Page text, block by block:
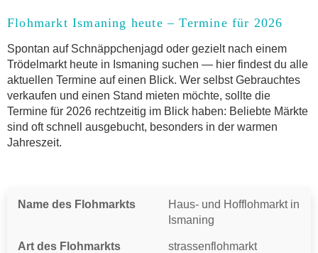
Anmeldung & Standgebühr auf dem Trödelmarkt
Online-Flohmarkt Ismaning
Welche Trödelmarkt-Typen gibt es?
Aktuelle Flohmarkt-Termine für Ismaning und
Umgebung
Kleinanzeigen Ismaning als Alternative zum
Trödelmarkt
Flohmarkt Ismaning heute – Termine für 2026
Spontan auf Schnäppchenjagd oder gezielt nach einem
Trödelmarkt heute in Ismaning suchen — hier findest du alle
aktuellen Termine auf einen Blick. Wer selbst Gebrauchtes
verkaufen und einen Stand mieten möchte, sollte die
Termine für 2026 rechtzeitig im Blick haben: Beliebte Märkte
sind oft schnell ausgebucht, besonders in der warmen
Jahreszeit.
Name des Flohmarkts
Haus- und Hofflohmarkt in
Ismaning
Art des Flohmarkts strassenflohmarkt